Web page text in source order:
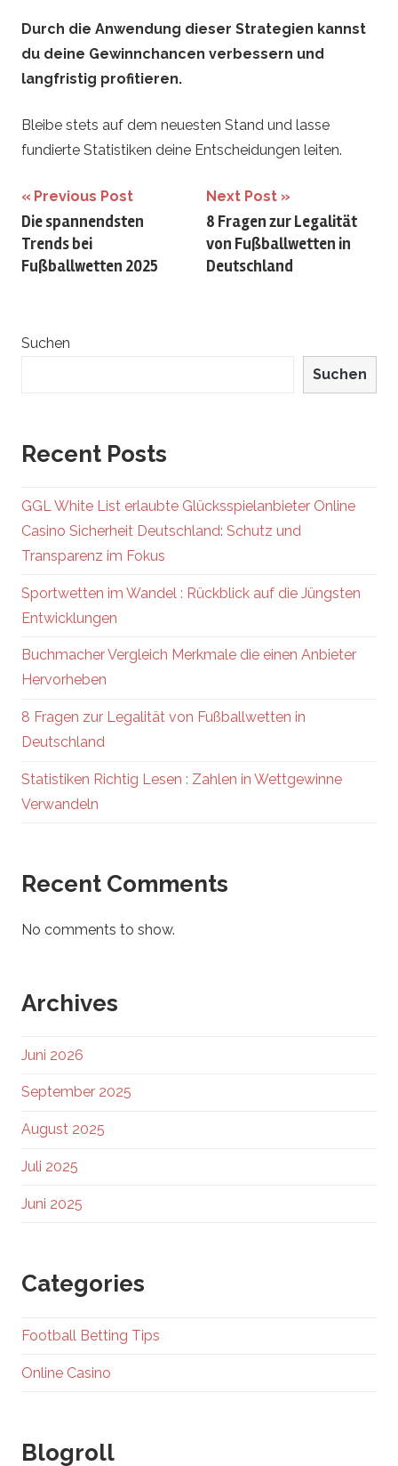
Durch die Anwendung dieser Strategien kannst
du deine Gewinnchancen verbessern und
langfristig profitieren.
Bleibe stets auf dem neuesten Stand und lasse
fundierte Statistiken deine Entscheidungen leiten.
Beitrags-
Navigation
Previous Post
Die spannendsten
Trends bei
Fußballwetten 2025
Next Post
8 Fragen zur Legalität
von Fußballwetten in
Deutschland
Suchen
Suchen
Recent Posts
GGL White List erlaubte Glücksspielanbieter Online
Casino Sicherheit Deutschland: Schutz und
Transparenz im Fokus
Sportwetten im Wandel : Rückblick auf die Jüngsten
Entwicklungen
Buchmacher Vergleich Merkmale die einen Anbieter
Hervorheben
8 Fragen zur Legalität von Fußballwetten in
Deutschland
Statistiken Richtig Lesen : Zahlen in Wettgewinne
Verwandeln
Recent Comments
No comments to show.
Archives
Juni 2026
September 2025
August 2025
Juli 2025
Juni 2025
Categories
Football Betting Tips
Online Casino
Blogroll